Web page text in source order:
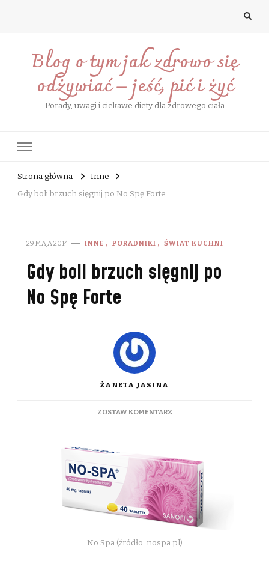
Blog o tym jak zdrowo się
odżywiać – jeść, pić i żyć
Porady, uwagi i ciekawe diety dla zdrowego ciała
Strona główna
Inne
Gdy boli brzuch sięgnij po No Spę Forte
29 MAJA 2014 INNE PORADNIKI ŚWIAT KUCHNI
Gdy boli brzuch sięgnij po
No Spę Forte
ŻANETA JASINA
ZOSTAW KOMENTARZDO
SIĘGNIJ
PO
NO
SPĘ
FORTE
No Spa (źródło: nospa.pl)